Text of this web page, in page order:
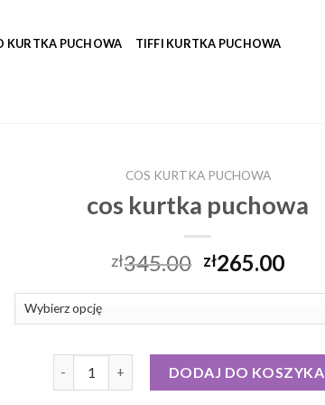
KURTKA PUCHOWA TIFFI KURTKA PUCHOWA
COS KURTKA PUCHOWA
cos kurtka puchowa
zł345.00 zł265.00
DODAJ DO KOSZYKA